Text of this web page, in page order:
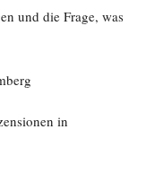
und die Frage, was
in